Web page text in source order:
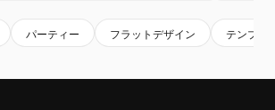
パーティー フラットデザイン テンプレ